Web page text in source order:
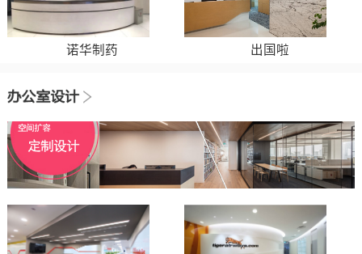
诺华制药 出国啦